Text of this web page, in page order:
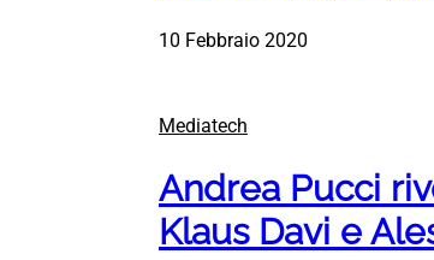
10 Febbraio 2020
Mediatech
Andrea Pucci
Klaus Davi e